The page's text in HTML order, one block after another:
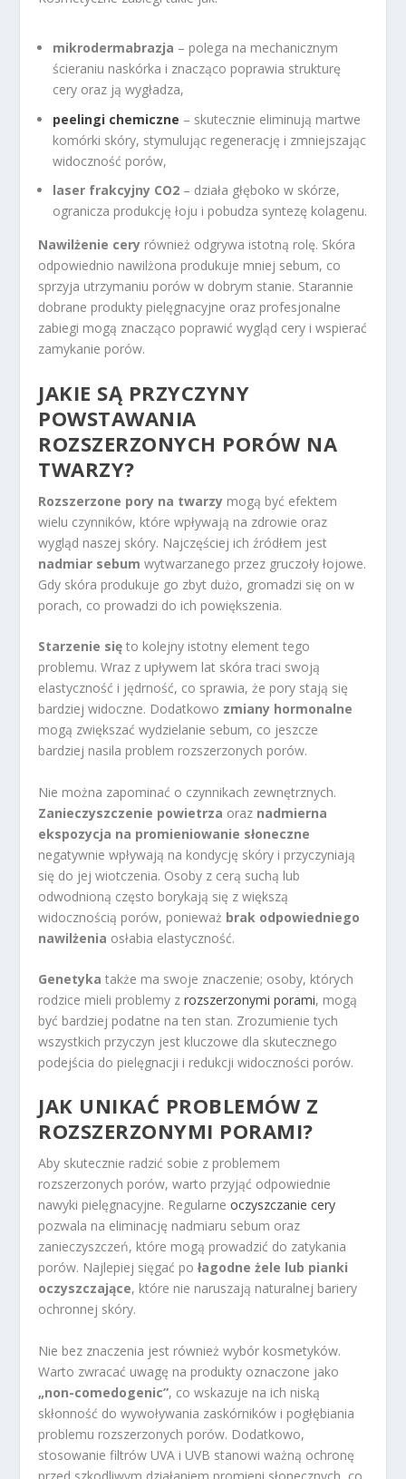
mikrodermabrazja – polega na mechanicznym
ścieraniu naskórka i znacząco poprawia strukturę
cery oraz ją wygładza,
peelingi chemiczne – skutecznie eliminują martwe
komórki skóry, stymulując regenerację i zmniejszając
widoczność porów,
laser frakcyjny CO2 – działa głęboko w skórze,
ogranicza produkcję łoju i pobudza syntezę kolagenu.
Nawilżenie cery również odgrywa istotną rolę. Skóra
odpowiednio nawilżona produkuje mniej sebum, co
sprzyja utrzymaniu porów w dobrym stanie. Starannie
dobrane produkty pielęgnacyjne oraz profesjonalne
zabiegi mogą znacząco poprawić wygląd cery i wspierać
zamykanie porów.
JAKIE SĄ PRZYCZYNY
POWSTAWANIA
ROZSZERZONYCH PORÓW NA
TWARZY?
Rozszerzone pory na twarzy mogą być efektem
wielu czynników, które wpływają na zdrowie oraz
wygląd naszej skóry. Najczęściej ich źródłem jest
nadmiar sebum wytwarzanego przez gruczoły łojowe.
Gdy skóra produkuje go zbyt dużo, gromadzi się on w
porach, co prowadzi do ich powiększenia.
Starzenie się to kolejny istotny element tego
problemu. Wraz z upływem lat skóra traci swoją
elastyczność i jędrność, co sprawia, że pory stają się
bardziej widoczne. Dodatkowo zmiany hormonalne
mogą zwiększać wydzielanie sebum, co jeszcze
bardziej nasila problem rozszerzonych porów.
Nie można zapominać o czynnikach zewnętrznych.
Zanieczyszczenie powietrza oraz nadmierna
ekspozycja na promieniowanie słoneczne
negatywnie wpływają na kondycję skóry i przyczyniają
się do jej wiotczenia. Osoby z cerą suchą lub
odwodnioną często borykają się z większą
widocznością porów, ponieważ brak odpowiedniego
nawilżenia osłabia elastyczność.
Genetyka także ma swoje znaczenie; osoby, których
rodzice mieli problemy zrozszerzonymi porami, mogą
być bardziej podatne na ten stan. Zrozumienie tych
wszystkich przyczyn jest kluczowe dla skutecznego
podejścia do pielęgnacji i redukcji widoczności porów.
JAK UNIKAĆ PROBLEMÓW Z
ROZSZERZONYMI PORAMI?
Aby skutecznie radzić sobie z problemem
rozszerzonych porów, warto przyjąć odpowiednie
nawyki pielęgnacyjne. Regularneoczyszczanie cery
pozwala na eliminację nadmiaru sebum oraz
zanieczyszczeń, które mogą prowadzić do zatykania
porów. Najlepiej sięgać połagodne żele lub pianki
oczyszczające, które nie naruszają naturalnej bariery
ochronnej skóry.
Nie bez znaczenia jest również wybór kosmetyków.
Warto zwracać uwagę na produkty oznaczone jako
„non-comedogenic”, co wskazuje na ich niską
skłonność do wywoływania zaskórników i pogłębiania
problemu rozszerzonych porów. Dodatkowo,
stosowanie filtrów UVA i UVB stanowi ważną ochronę
przed szkodliwym działaniem promieni słonecznych, co